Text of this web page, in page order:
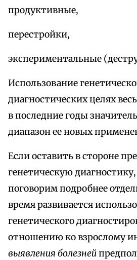
продуктивные,
перестройки,
экспериментальные
Использование
диагностических целях
в последние годы
диапазон ее новых
Если оставить в стороне
генетическую
поговорим подробнее
время развивается
генетического
отношению ко взрослому
выявления болезней